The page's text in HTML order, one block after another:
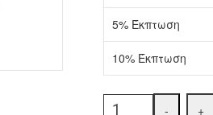
5% Έκπτωση
10% Έκπτωση
- +